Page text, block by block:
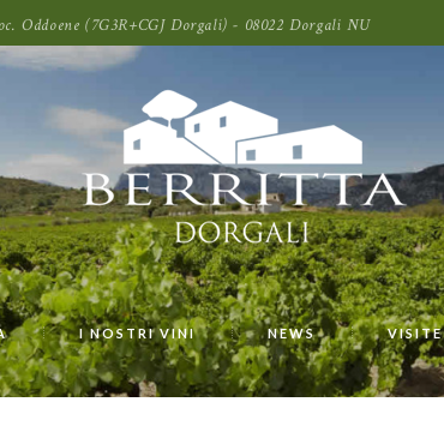
Oddoene (7G3R+CGJ Dorgali) - 08022 Dorgali NU
I NOSTRI VINI NEWS VISITE